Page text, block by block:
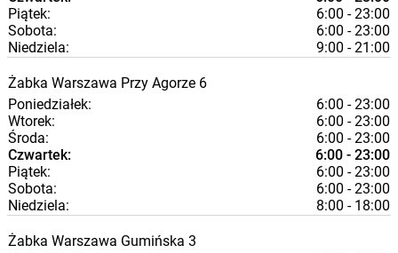
Piątek:
6:00 - 23:00
Sobota:
6:00 - 23:00
Niedziela:
9:00 - 21:00
Żabka Warszawa Przy Agorze 6
Poniedziałek:
6:00 - 23:00
Wtorek:
6:00 - 23:00
Środa:
6:00 - 23:00
Czwartek:
6:00 - 23:00
Piątek:
6:00 - 23:00
Sobota:
6:00 - 23:00
Niedziela:
8:00 - 18:00
Żabka Warszawa Gumińska 3